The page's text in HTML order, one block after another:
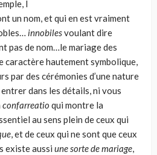
l
un nom, et qui en est vraiment
innobilesvoulant dire
pas de nom…le mariage des
caractère hautement symbolique,
par des cérémonies d’une nature
dans les détails, ni vous
confarreatio qui montre la
au sens plein de ceux qui
, et de ceux qui ne sont que ceux
existe aussi une sorte de mariage,